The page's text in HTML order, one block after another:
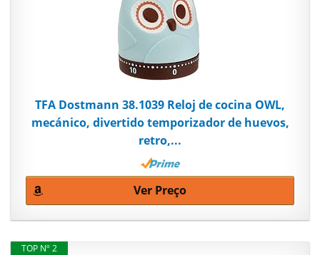
TFA Dostmann 38.1039 Reloj de cocina OWL,
mecánico, divertido temporizador de huevos,
retro,...
Ver Preço
TOP Nº 2